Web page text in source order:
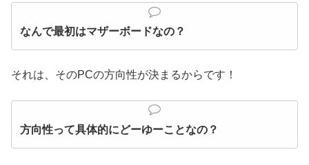
なんで最初はマザーボードなの？
それは、そのPCの方向性が決まるからです！
方向性って具体的にどーゆーことなの？